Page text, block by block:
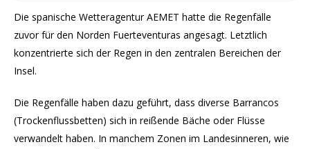
Die spanische Wetteragentur AEMET hatte die Regenfälle
zuvor für den Norden Fuerteventuras angesagt. Letztlich
konzentrierte sich der Regen in den zentralen Bereichen der
Insel.
Die Regenfälle haben dazu geführt, dass diverse Barrancos
(Trockenflussbetten) sich in reißende Bäche oder Flüsse
verwandelt haben. In manchem Zonen im Landesinneren, wie